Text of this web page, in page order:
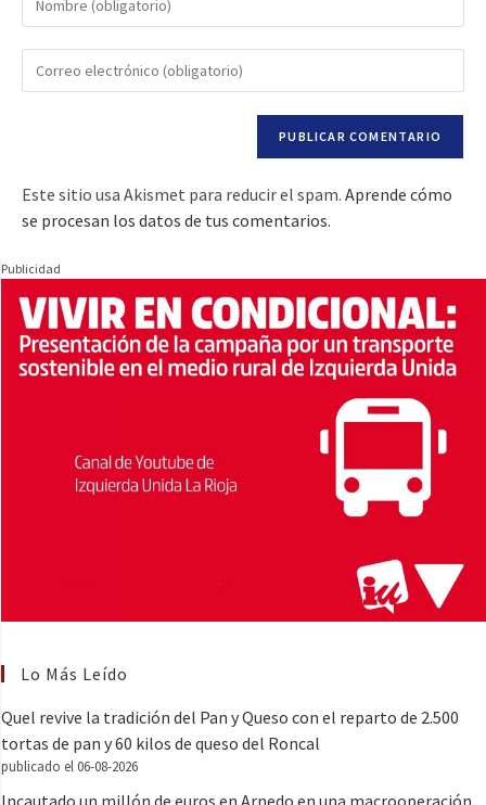
Este sitio usa Akismet para reducir el spam. Aprende cómo
se procesan los datos de tus comentarios.
Publicidad
Lo Más Leído
Quel revive la tradición del Pan y Queso con el reparto de 2.500
tortas de pan y 60 kilos de queso del Roncal
publicado el 06-08-2026